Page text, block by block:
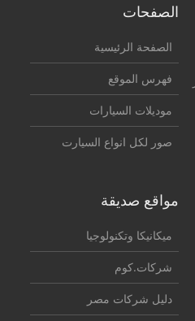
الصفحات
الصفحة الرئيسية
فهرس الموقع
موديلات السيارات
صور لكل انواع السيارت
مواقع صديقة
ميكانيكا وتكنولوجيا
شركات.كوم
دليل شركات مصر